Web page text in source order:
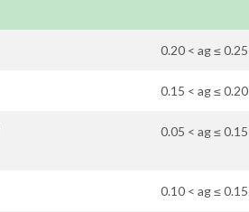
0.20 < ag ≤ 0.25
0.15 < ag ≤ 0.20
0.05 < ag ≤ 0.15
0.10 < ag ≤ 0.15